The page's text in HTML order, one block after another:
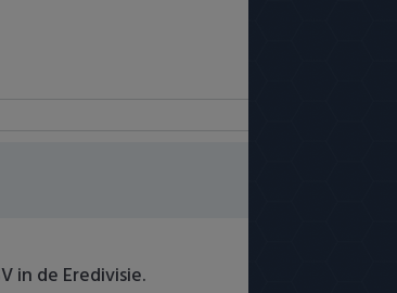
in de Eredivisie.